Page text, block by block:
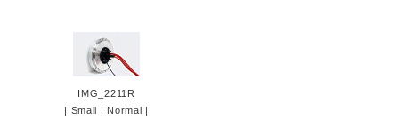
IMG_2211R
| Small | Normal |